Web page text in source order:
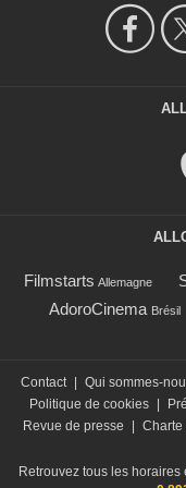
Filmstarts Allemagne
AdoroCinema Brésil
Contact Qui sommes-
Politique de cookies
Revue de presse
Charte
Retrouvez tous les